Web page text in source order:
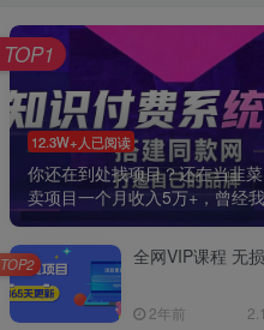
12.3W+人已阅读
你还在到处找项目？还在当韭
卖项目一个月收入5万+，曾经
TOP1
全网VIP课程 无
2年前
TOP2